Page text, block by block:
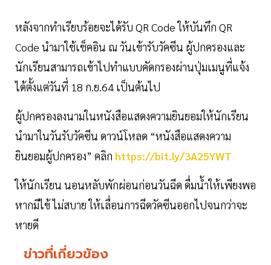
หลังจากทำเรียบร้อยจะได้รับ QR Code ให้บันทึก QR
Code นำมาใช้เช็คอิน ณ วันเข้ารับวัคซีน ผู้ปกครองและ
นักเรียนสามารถเข้าไปทำแบบคัดกรองผ่านปุ่มเมนูที่แจ้ง
ได้ตั้งแต่วันที่ 18 ก.ย.64 เป็นต้นไป
ผู้ปกครองลงนามในหนังสือแสดงความยินยอมให้นักเรียน
นำมาในวันรับวัคซีน ดาวน์โหลด “หนังสือแสดงความ
ยินยอมผู้ปกครอง” คลิก https://bit.ly/3A25YWT
ให้นักเรียน นอนหลับพักผ่อนก่อนวันฉีด ดื่มน้ำให้เพียงพอ
หากมีไข้ ไม่สบาย ให้เลื่อนการฉีดวัคซีนออกไปจนกว่าจะ
หายดี
ข่าวที่เกี่ยวข้อง